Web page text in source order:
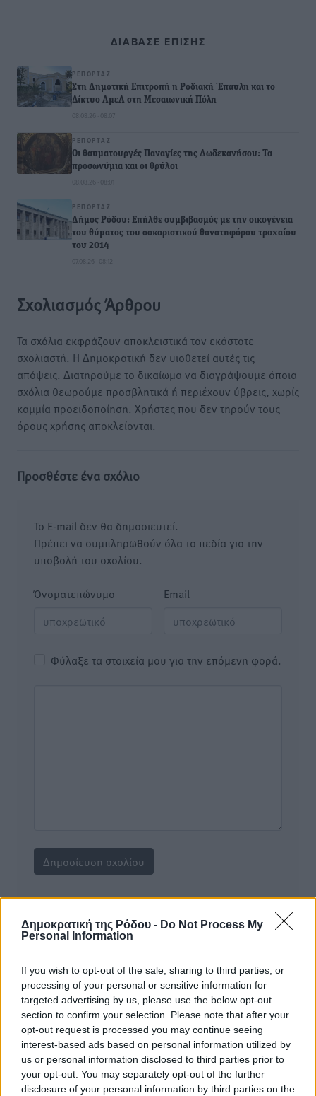
Δημοκρατική της Ρόδου - Do Not Process My
Personal Information
If you wish to opt-out of the sale, sharing to third parties, or
processing of your personal or sensitive information for
targeted advertising by us, please use the below opt-out
section to confirm your selection. Please note that after your
opt-out request is processed you may continue seeing
interest-based ads based on personal information utilized by
us or personal information disclosed to third parties prior to
your opt-out. You may separately opt-out of the further
disclosure of your personal information by third parties on the
ΔΙΑΒΑΣΕ ΕΠΙΣΗΣ
ΡΕΠΟΡΤΆΖ
Στη Δημοτική Επιτροπή η Ροδιακή Έπαυλη και το
Δίκτυο ΑμεΑ στη Μεσαιωνική Πόλη
08.08.26 · 08:07
ΡΕΠΟΡΤΆΖ
Οι θαυματουργές Παναγίες της Δωδεκανήσου: Τα
προσωνύμια και οι θρύλοι
08.08.26 · 08:01
ΡΕΠΟΡΤΆΖ
Δήμος Ρόδου: Επήλθε συμβιβασμός με την οικογένεια
του θύματος του σοκαριστικού θανατηφόρου τροχαίου
του 2014
07.08.26 · 08:12
Σχολιασμός Άρθρου
Τα σχόλια εκφράζουν αποκλειστικά τον εκάστοτε
σχολιαστή. Η Δημοκρατική δεν υιοθετεί αυτές τις
απόψεις. Διατηρούμε το δικαίωμα να διαγράψουμε όποια
σχόλια θεωρούμε προσβλητικά ή περιέχουν ύβρεις, χωρίς
καμμία προειδοποίηση. Χρήστες που δεν τηρούν τους
όρους χρήσης αποκλείονται.
Προσθέστε ένα σχόλιο
Το E-mail δεν θα δημοσιευτεί.
Πρέπει να συμπληρωθούν όλα τα πεδία για την
υποβολή του σχολίου.
Όνοματεπώνυμο Email
Φύλαξε τα στοιχεία μου για την επόμενη φορά.
Υπενθύμιση:
ιστοσελίδες είναι απαραίτητη η χρήση του παρακάτω
παρεχόμενου συνδέσμου παραπομπής προς το άρθρο
της Δημοκρατικής.